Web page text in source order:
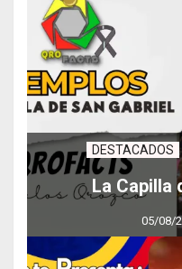
DESTACADOS
La Capilla
05/08/